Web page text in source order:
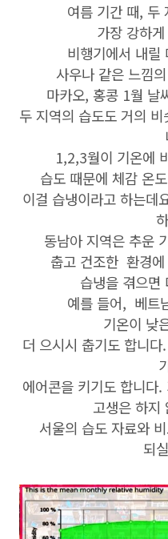
여름 기간 때, 두
가장 강하
비행기에서 내릴
사우나 같은 느낌
마카오, 홍콩 1월 날
두 지역의 습도도 거의
1,2,3월이 기온에
습도 때문에 체감 온
이걸 습냉이라고 하는데
동남아 지역은 추운
춥고 건조한 환경
습냉을 겪으면
예를 들어, 베트
기온이 낮
더 으시시 춥기도 합니
에어콘을 키기도 합니다
고생은 하지
서울의 습도 자료와
되